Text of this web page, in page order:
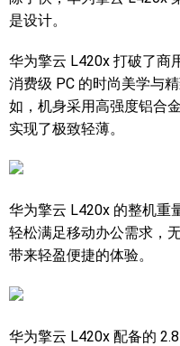
是设计。
华为擎云 L420x 打破了商
消费级 PC 的时尚美学与
如，机身采用高强度铝合
实现了极致轻薄。
华为擎云 L420x 的整机重
轻松满足移动办公需求，
带来轻盈便捷的体验。
华为擎云 L420x 配备的